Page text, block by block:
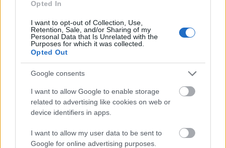
Opted In
I want to opt-out of Collection, Use,
Retention, Sale, and/or Sharing of my
Personal Data that Is Unrelated with the
Purposes for which it was collected.
Opted Out
Google consents
I want to allow Google to enable storage
related to advertising like cookies on web or
device identifiers in apps.
I want to allow my user data to be sent to
Google for online advertising purposes.
figyelmeztetnek a titkosszolgálatok
HÍREK 7 órája